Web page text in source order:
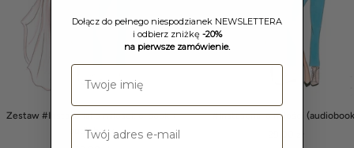
Zestaw #Instaserial o miłości: e-book +
audiobook
#Instaserial o miłości
Dołącz do pełnego niespodzianek NEWSLETTERA
i odbierz zniżkę -20%
na pierwsze zamówienie.